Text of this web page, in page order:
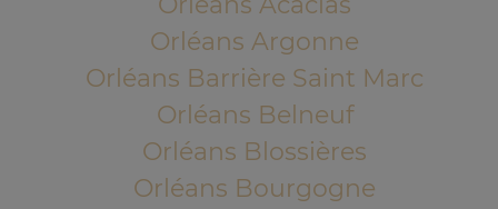
Orléans Argonne
Orléans Barrière Saint Marc
Orléans Belneuf
Orléans Blossières
Orléans Bourgogne